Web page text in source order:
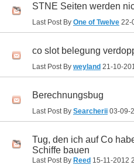
STNE Seiten werden
Last Post By One of Twelve 22-
co slot belegung
Last Post By weyland 21-10-
Berechnungsbug
Last Post By Searcherii 03-09-
Tug, den ich auf Co
Schiffe bauen
Last Post By Reed 15-11-2012